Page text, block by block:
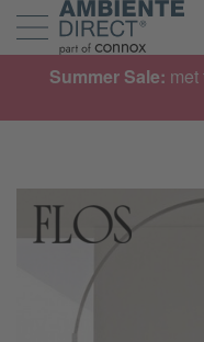
Navigatie uit- en
Summer Sale: